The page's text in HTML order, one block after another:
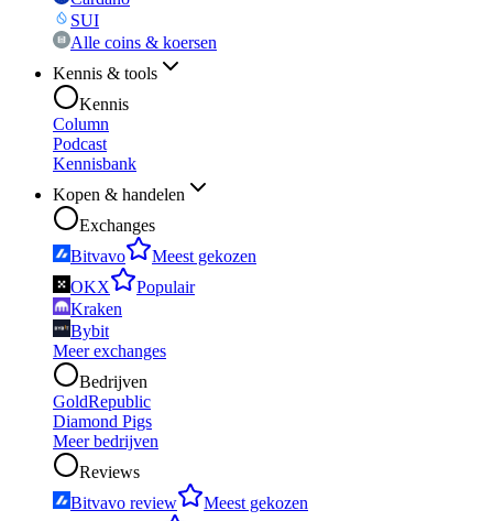
SUI
Alle coins & koersen
Kennis & tools
Kennis
Column
Podcast
Kennisbank
Kopen & handelen
Exchanges
Bitvavo
Meest gekozen
OKX
Populair
Kraken
Bybit
Meer exchanges
Bedrijven
GoldRepublic
Diamond Pigs
Meer bedrijven
Reviews
Bitvavo review
Meest gekozen